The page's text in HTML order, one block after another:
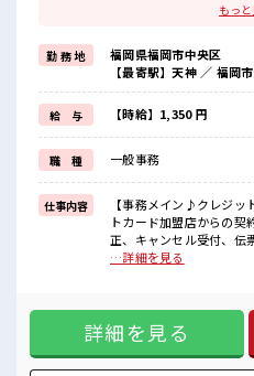
残業はほとんどナシ！
≪髪色自由で自分らしく働く≫
明るすぎたり奇抜でなければ基本
(規定有)≪初めての仕事だけど自
新しいことにチャレンジするのは不
しっかり働く環境が整っています！
イチからスキルUP・ステップUP目
■職場の雰囲気
女性が多めの職場です♪
髪型・髪色自由♪
派手過ぎなければOKだから、
モチベーションもUP！
もっ
勤 務 地
福岡県福岡市中央区
【最寄駅】天神 ／ 福岡
給 与 【時給】1,350 円
職 種 一般事務
仕事内容
【事務メイン♪クレジッ
トカード加盟店からの契
正、キャンセル受付、伝
対応だけでなく、業務の
ート体制があり、未経験
ニューアルしたきれいな
クサーバーも利用できます。 ■お仕事PR ≪女性も活躍
場≫ もちろん男性の応
…詳細を見る
詳細を見る